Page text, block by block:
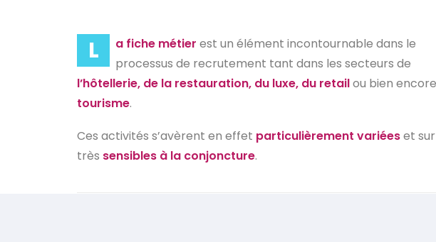
L a fiche métier est un élément incontournable dans le
processus de recrutement tant dans les secteurs de
l’hôtellerie, de la restauration, du luxe, du retailou bien encore
tourisme.
Ces activités s’avèrent en effet particulièrement variéeset
très sensibles à la conjoncture.